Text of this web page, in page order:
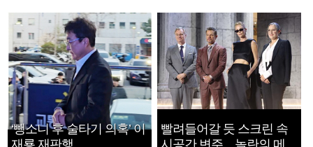
‘뺑소니 후 술타기 의혹’ 이
빨려들어갈 듯 스크린 속